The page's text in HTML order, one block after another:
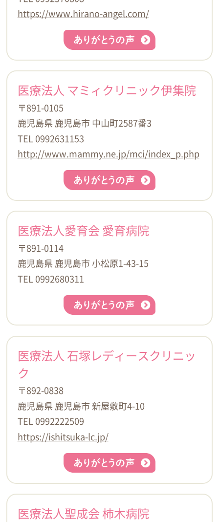
https://www.hirano-angel.com/
医療法人 マミィクリニック伊集院
〒891-0105
鹿児島県 鹿児島市 中山町2587番3
TEL 0992631153
http://www.mammy.ne.jp/mci/index_p.php
医療法人愛育会 愛育病院
〒891-0114
鹿児島県 鹿児島市 小松原1-43-15
TEL 0992680311
医療法人 石塚レディースクリニッ
ク
〒892-0838
鹿児島県 鹿児島市 新屋敷町4-10
TEL 0992222509
https://ishitsuka-lc.jp/
医療法人聖成会 柿木病院